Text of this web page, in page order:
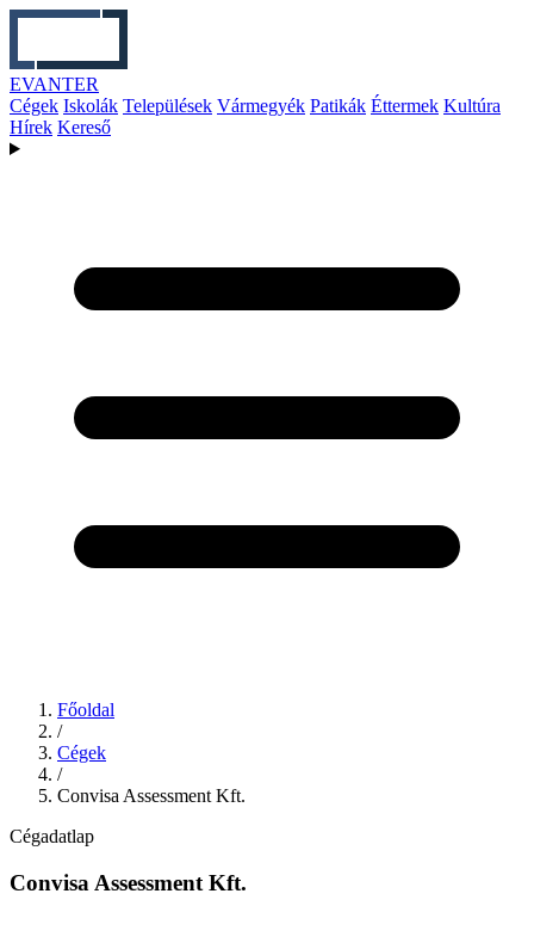
EVANTER
Cégek Iskolák Települések Vármegyék Patikák Éttermek Kultúra
Hírek Kereső
Főoldal
/
Cégek
/
Convisa Assessment Kft.
Cégadatlap
Convisa Assessment Kft.